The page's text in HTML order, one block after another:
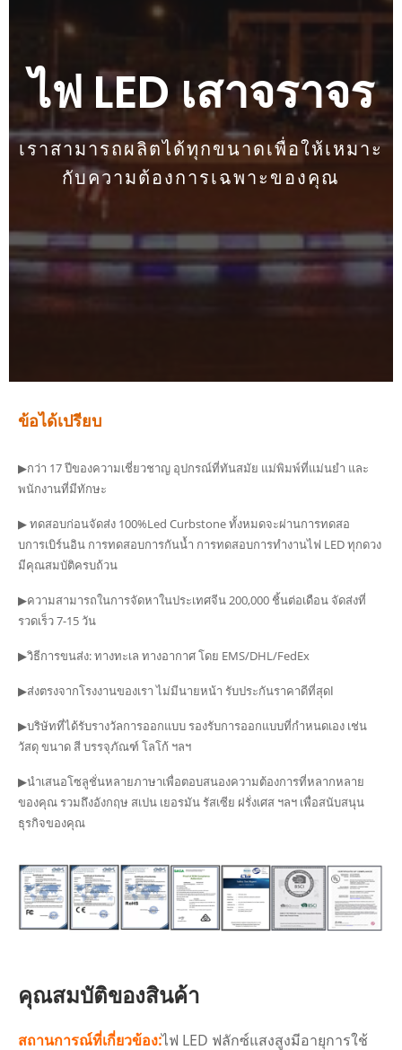
ไฟ LED เสาจราจร
เราสามารถผลิตได้ทุกขนาดเพื่อให้เหมาะ
กับความต้องการเฉพาะของคุณ
ข้อได้เปรียบ
▶กว่า 17 ปีของความเชี่ยวชาญ อุปกรณ์ที่ทันสมัย ​​แม่พิมพ์ที่แม่นยำ และ
พนักงานที่มีทักษะ
▶ ทดสอบก่อนจัดส่ง 100%Led Curbstone ทั้งหมดจะผ่านการทดสอ
บการเบิร์นอิน การทดสอบการกันน้ำ การทดสอบการทำงานไฟ LED ทุกดวง
มีคุณสมบัติครบถ้วน
▶ความสามารถในการจัดหาในประเทศจีน 200,000 ชิ้นต่อเดือน จัดส่งที่
รวดเร็ว 7-15 วัน
▶วิธีการขนส่ง: ทางทะเล ทางอากาศ โดย EMS/DHL/FedEx
▶ส่งตรงจากโรงงานของเรา ไม่มีนายหน้า รับประกันราคาดีที่สุดا
▶บริษัทที่ได้รับรางวัลการออกแบบ รองรับการออกแบบที่กำหนดเอง เช่น
วัสดุ ขนาด สี บรรจุภัณฑ์ โลโก้ ฯลฯ
▶นำเสนอโซลูชั่นหลายภาษาเพื่อตอบสนองความต้องการที่หลากหลาย
ของคุณ รวมถึงอังกฤษ สเปน เยอรมัน รัสเซีย ฝรั่งเศส ฯลฯ เพื่อสนับสนุน
ธุรกิจของคุณ
คุณสมบัติของสินค้า
สถานการณ์ที่เกี่ยวข้อง:ไฟ LED ฟลักซ์แสงสูงมีอายุการใช้